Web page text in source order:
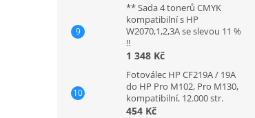
** Sada 4 tonerů CMYK
kompatibilní s HP
W2070,1,2,3A se slevou 11 %
!!
1 348 Kč
Fotoválec HP CF219A / 19A
do HP Pro M102, Pro M130,
kompatibilní, 12.000 str.
454 Kč